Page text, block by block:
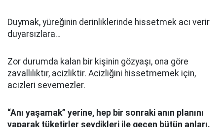
Duymak, yüreğinin derinliklerinde hissetmek acı verir
duyarsızlara…
Zor durumda kalan bir kişinin gözyaşı, ona göre
zavallılıktır, acizliktir. Acizliğini hissetmemek için,
acizleri sevemezler.
“Anı yaşamak” yerine, hep bir sonraki anın planını
yaparak tüketirler sevdikleri ile geçen bütün anları.